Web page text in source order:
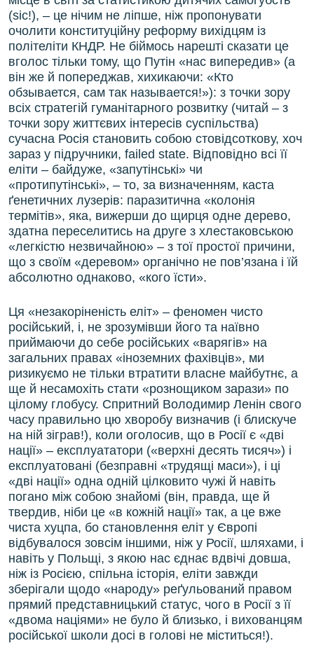
(sic!), – це нічим не ліпше, ніж пропонувати
очолити конституційну реформу вихідцям із
політеліти КНДР. Не біймось нарешті сказати це
вголос тільки тому, що Путін «нас випередив» (а
він же й попереджав, хихикаючи: «Кто
обзывается, сам так называется!»): з точки зору
всіх стратегій гуманітарного розвитку (читай – з
точки зору життєвих інтересів суспільства)
сучасна Росія становить собою стовідсоткову, хоч
зараз у підручники, failed state. Відповідно всі її
еліти – байдуже, «запутінські» чи
«протипутінські», – то, за визначенням, каста
ґенетичних лузерів: паразитична «колонія
термітів», яка, вижерши до щирця одне дерево,
здатна переселитись на друге з хлестаковською
«легкістю незвичайною» – з тої простої причини,
що з своїм «деревом» органічно не пов’язана і їй
абсолютно однаково, «кого їсти».
Ця «незакоріненість еліт» – феномен чисто
російський, і, не зрозумівши його та наївно
приймаючи до себе російських «варягів» на
загальних правах «іноземних фахівців», ми
ризикуємо не тільки втратити власне майбутнє, а
ще й несамохіть стати «рознощиком зарази» по
цілому глобусу. Спритний Володимир Ленін свого
часу правильно цю хворобу визначив (і блискуче
на ній зіграв!), коли оголосив, що в Росії є «дві
нації» – експлуататори («верхні десять тисяч») і
експлуатовані (безправні «трудящі маси»), і ці
«дві нації» одна одній цілковито чужі й навіть
погано між собою знайомі (він, правда, ще й
твердив, ніби це «в кожній нації» так, а це вже
чиста хуцпа, бо становлення еліт у Європі
відбувалося зовсім іншими, ніж у Росії, шляхами, і
навіть у Польщі, з якою нас єднає вдвічі довша,
ніж із Росією, спільна історія, еліти завжди
зберігали щодо «народу» реґульований правом
прямий представницький статус, чого в Росії з її
«двома націями» не було й близько, і вихованцям
російської школи досі в голові не міститься!).